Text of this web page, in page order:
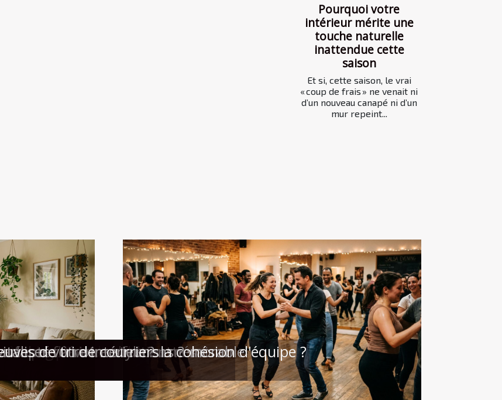
Pourquoi votre
intérieur mérite une
touche naturelle
inattendue cette
saison
Et si, cette saison, le vrai
« coup de frais » ne venait ni
d’un nouveau canapé ni d’un
mur repeint...
naturelle inattendue cette saison
afterwork
à la bonne valise
une expérience cadeau mémorable
de canalisations ?
super-héros renforce la cohésion d'équipe ?
féminins
à votre style ?
votre intérieur
de tri de courriers